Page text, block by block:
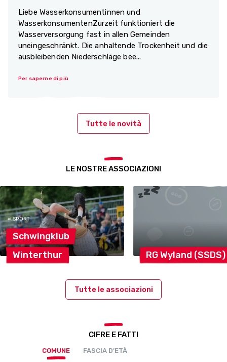
Liebe Wasserkonsumentinnen und
WasserkonsumentenZurzeit funktioniert die
Wasserversorgung fast in allen Gemeinden
uneingeschränkt. Die anhaltende Trockenheit und die
ausbleibenden Niederschläge bee...
Per saperne di più
Tutte le novità
LE NOSTRE ASSOCIAZIONI
# SPORT
Schwingklub
Winterthur
RG Wyland (SSDS)
Tutte le associazioni
CIFRE E FATTI
COMUNE FASCIA D’ETÀ